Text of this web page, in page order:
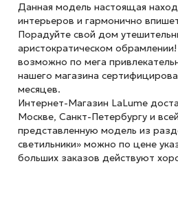
Данная модель настоящая
интерьеров и гармонично
Порадуйте свой дом
аристократическом
возможно по мега
нашего магазина
месяцев.
Интернет-Магазин LaLume
Москве, Санкт-Петербургу и
представленную модель из
светильники» можно по цене
больших заказов действуют